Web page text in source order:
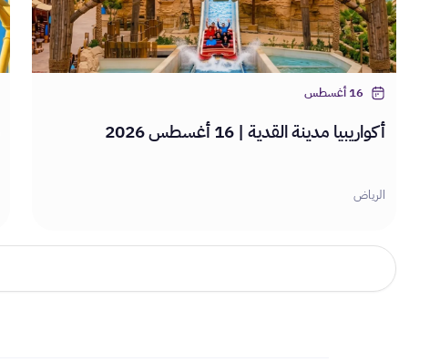
16 أغسطس
أكواريبيا مدينة القدية | 16 أغسطس 2026
الرياض